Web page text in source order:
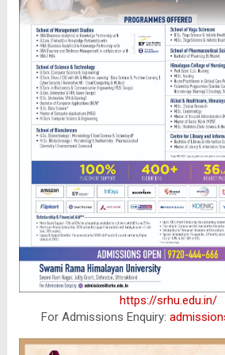
https://srhu.edu.in/
For Admissions Enquiry: